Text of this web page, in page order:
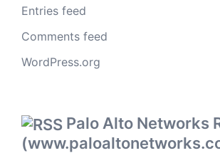
Entries feed
Comments feed
WordPress.org
Palo Alto Networks